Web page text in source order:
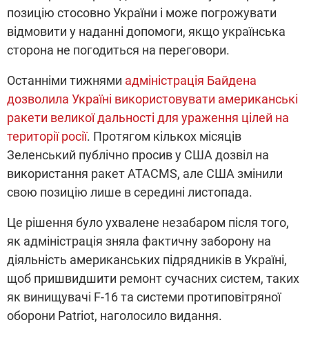
позицію стосовно України і може погрожувати
відмовити у наданні допомоги, якщо українська
сторона не погодиться на переговори.
Останніми тижнями адміністрація Байдена
дозволила Україні використовувати американські
ракети великої дальності для ураження цілей на
території росії. Протягом кількох місяців
Зеленський публічно просив у США дозвіл на
використання ракет ATACMS, але США змінили
свою позицію лише в середині листопада.
Це рішення було ухвалене незабаром після того,
як адміністрація зняла фактичну заборону на
діяльність американських підрядників в Україні,
щоб пришвидшити ремонт сучасних систем, таких
як винищувачі F-16 та системи протиповітряної
оборони Patriot, наголосило видання.